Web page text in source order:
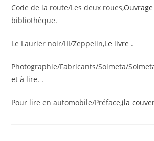
Code de la route/Les deux roues,Ouvrage
bibliothèque.
Le Laurier noir/III/Zeppelin,Le livre .
Photographie/Fabricants/Solmeta/
et à lire. .
Pour lire en automobile/Préface,(la